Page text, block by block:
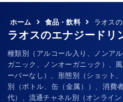
ホーム 食品・飲料 ラオス
ラオスのエナジードリ
種類別（アルコール入り、ノンア
ガニック、ノンオーガニック）、
ーバーなし）、形態別（ショット
別（ボトル、缶（金属））、消費
代）、流通チャネル別（オンライ